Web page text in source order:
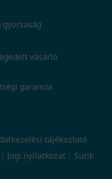
vásárló
garancia
tájékoztató
Jogi nyilatkozat Sütik